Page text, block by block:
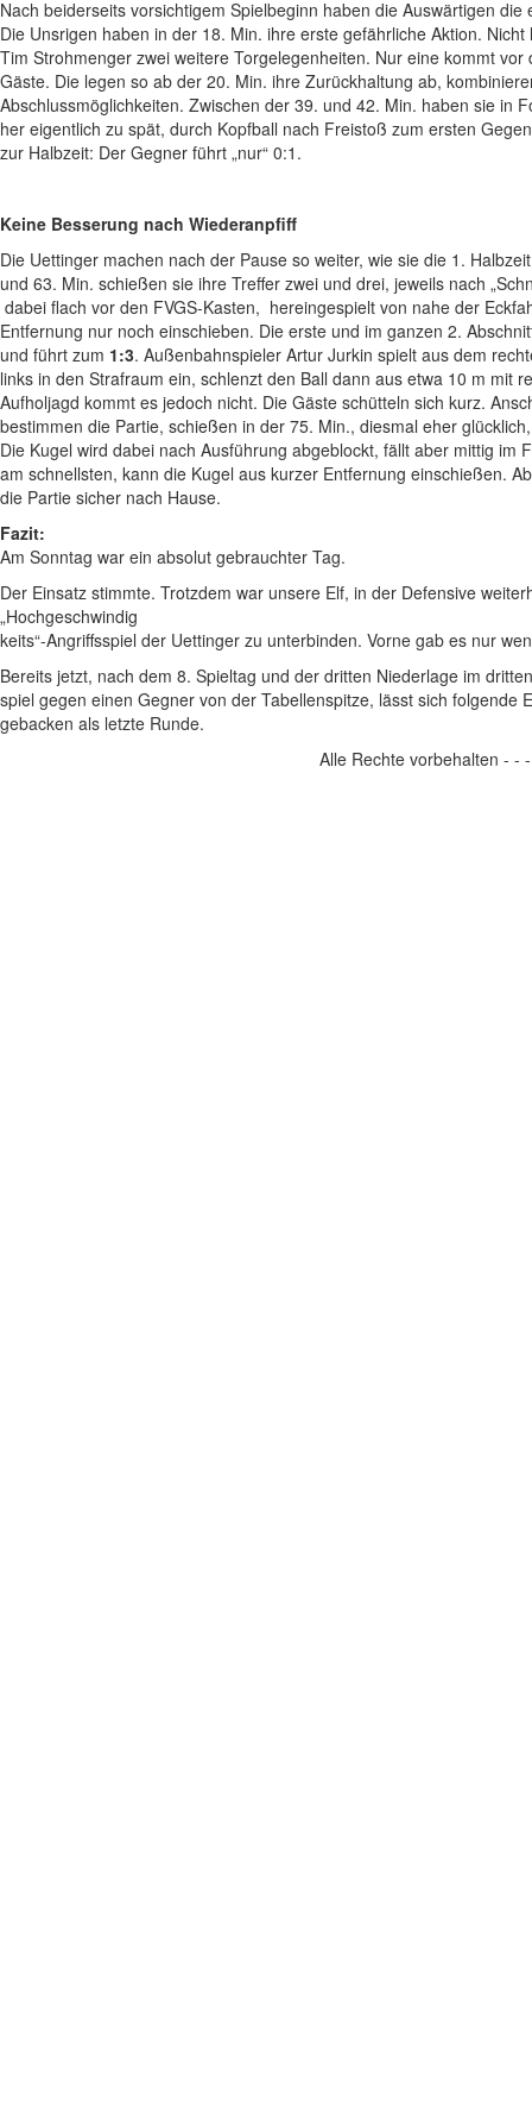
Nach beiderseits vorsichtigem Spielbeginn haben die Auswärtigen
Die Unsrigen haben in der 18. Min. ihre erste gefährliche Aktion.
Tim Strohmenger zwei weitere Torgelegenheiten. Nur eine kommt
Gäste. Die legen so ab der 20. Min. ihre Zurückhaltung ab,
Abschlussmöglichkeiten. Zwischen der 39. und 42. Min. haben sie in
her eigentlich zu spät, durch Kopfball nach Freistoß zum ersten
zur Halbzeit: Der Gegner führt „nur“ 0:1.
Keine Besserung nach Wiederanpfiff
Die Uettinger machen nach der Pause so weiter, wie sie die 1.
und 63. Min. schießen sie ihre Treffer zwei und drei, jeweils nach
dabei flach vor den FVGS-Kasten, hereingespielt von nahe der
Entfernung nur noch einschieben. Die erste und im ganzen 2.
und führt zum 1:3. Außenbahnspieler Artur Jurkin spielt aus dem
links in den Strafraum ein, schlenzt den Ball dann aus etwa 10 m mit
Aufholjagd kommt es jedoch nicht. Die Gäste schütteln sich kurz.
bestimmen die Partie, schießen in der 75. Min., diesmal eher
Die Kugel wird dabei nach Ausführung abgeblockt, fällt aber mittig im
am schnellsten, kann die Kugel aus kurzer Entfernung einschießen.
die Partie sicher nach Hause.
Fazit:
Am Sonntag war ein absolut gebrauchter Tag.
Der Einsatz stimmte. Trotzdem war unsere Elf, in der Defensive
„Hochgeschwindig
keits“-Angriffsspiel der Uettinger zu unterbinden. Vorne gab es nur
Bereits jetzt, nach dem 8. Spieltag und der dritten Niederlage im
spiel gegen einen Gegner von der Tabellenspitze, lässt sich folgende
gebacken als letzte Runde.
Alle Rechte vorbehalten -